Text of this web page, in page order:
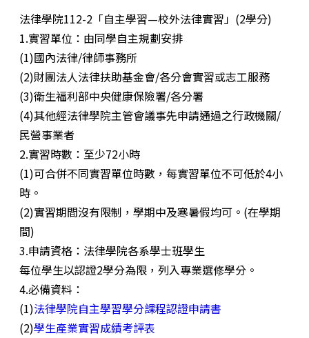
法律學院112-2「自主學習—校外法律實習」(2學分)
1.實習單位：由同學自主規劃安排
(1)國內法律/律師事務所
(2)財團法人法律扶助基金會/各分會實習或志工服務
(3)衛生福利部中央健康保險署/各分署
(4)其他經法律學院主管會議事先申請通過之行政機關/
民營事業者
2.實習時數：至少72小時
(1)可合併不同實習單位時數，每實習單位不可低於4小
時。
(2)實習期間沒有限制，學期中及寒暑假均可。(在學期
間)
3.申請資格：法律學院各系學士班學生
每位學生以認證2學分為限，列入專業選修學分。
4.必備資料：
(1)法律學院自主學習學分課程認證申請書
(2)學生產業實習成績考評表